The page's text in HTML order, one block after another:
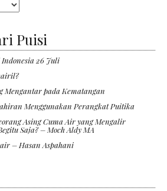
Puisi
26 Juli
Mengantar pada Kematangan
Menggunakan Perangkat Puitika
Asing Cuma Air yang Mengalir
Saja? – Moch Aldy MA
– Hasan Aspahani